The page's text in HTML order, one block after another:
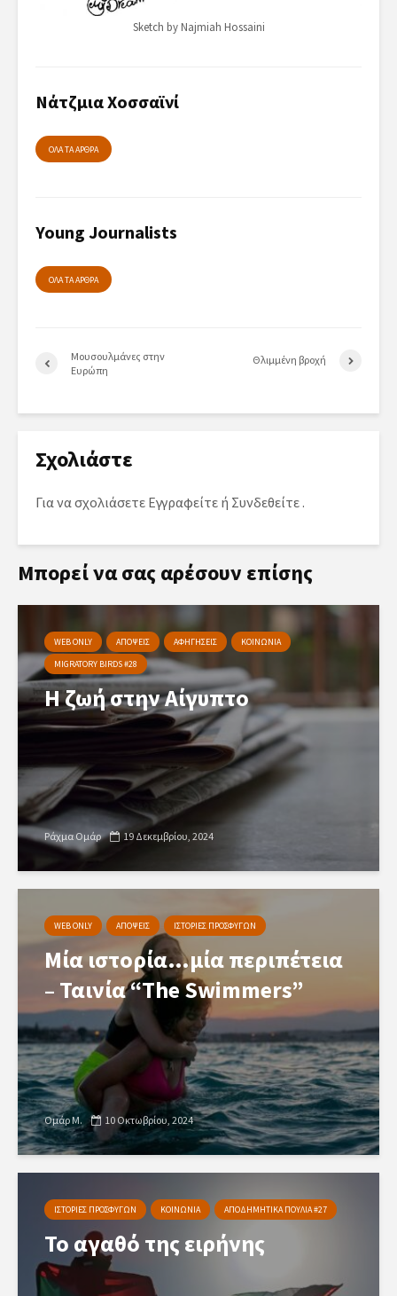
Sketch by Najmiah Hossaini
Νάτζμια Χοσσαϊνί
ΟΛΑ ΤΑ ΑΡΘΡΑ
Young Journalists
ΟΛΑ ΤΑ ΑΡΘΡΑ
Μουσουλμάνες στην
Ευρώπη
Θλιμμένη βροχή
Σχολιάστε
Για να σχολιάσετε Εγγραφείτε ή Συνδεθείτε .
Μπορεί να σας αρέσουν επίσης
WEB ONLY ΑΠΟΨΕΙΣ ΑΦΗΓΗΣΕΙΣ
ΚΟΙΝΩΝΙΑ
MIGRATORY BIRDS #28
Η ζωή στην Αίγυπτο
Ράχμα Ομάρ 19 Δεκεμβρίου, 2024
WEB ONLY ΑΠΟΨΕΙΣ ΙΣΤΟΡΙΕΣ ΠΡΟΣΦΥΓΩΝ
Μία ιστορία…μία περιπέτεια
– Ταινία “The Swimmers”
Ομάρ Μ. 10 Οκτωβρίου, 2024
ΙΣΤΟΡΙΕΣ ΠΡΟΣΦΥΓΩΝ ΚΟΙΝΩΝΙΑ ΑΠΟΔΗΜΗΤΙΚΑ ΠΟΥΛΙΑ #27
Το αγαθό της ειρήνης